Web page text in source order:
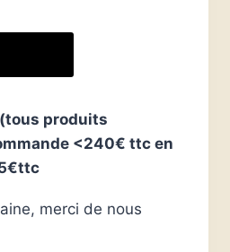
produits
<240€ ttc en
merci de nous